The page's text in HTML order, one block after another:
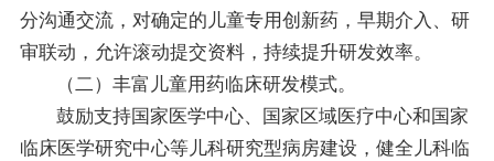
分沟通交流，对确定的儿童专用创新药，早期介入、研
审联动，允许滚动提交资料，持续提升研发效率。
（二）丰富儿童用药临床研发模式。
鼓励支持国家医学中心、国家区域医疗中心和国家
临床医学研究中心等儿科研究型病房建设，健全儿科临